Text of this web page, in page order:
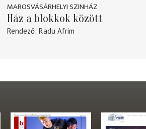
MAROSVÁSÁRHELYI SZINHÁZ
Ház a blokkok között
Rendező Radu Afrim